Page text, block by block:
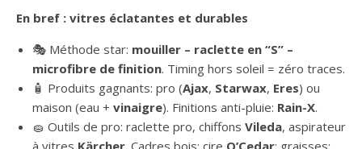
En bref : vitres éclatantes et durables
🎭 Méthode star: mouiller – raclette en “S” –
microfibre de finition. Timing hors soleil = zéro traces.
🧴 Produits gagnants: pro (Ajax, Starwax, Eres) ou
maison (eau + vinaigre). Finitions anti-pluie: Rain-X.
🧽 Outils de pro: raclette pro, chiffons Vileda, aspirateur